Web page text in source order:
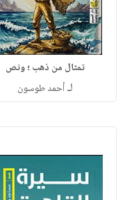
تمثال من ذهب ؛ ونص
لـأحمد طوسون